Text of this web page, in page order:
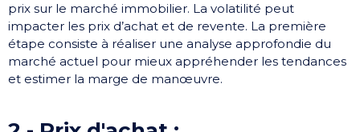
prix sur le marché immobilier. La volatilité peut
impacter les prix d’achat et de revente. La première
étape consiste à réaliser une analyse approfondie du
marché actuel pour mieux appréhender les tendances
et estimer la marge de manœuvre.